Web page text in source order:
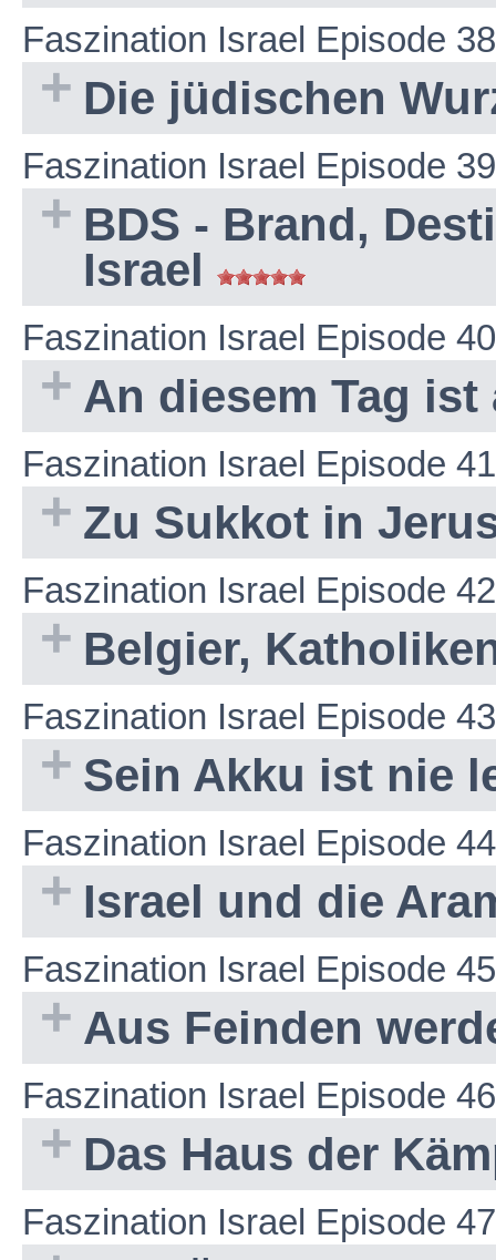
Faszination Israel Episode 38
Die jüdischen
Faszination Israel Episode 39
BDS - Brand,
Israel
Faszination Israel Episode 40
An diesem Tag ist
Faszination Israel Episode 41
Zu Sukkot in
Faszination Israel Episode 42
Belgier,
Faszination Israel Episode 43
Sein Akku ist nie
Faszination Israel Episode 44
Israel und die
Faszination Israel Episode 45
Aus Feinden
Faszination Israel Episode 46
Das Haus der
Faszination Israel Episode 47